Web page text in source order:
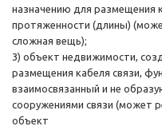
назначению для размещения
протяженности (длины)
сложная вещь);
3) объект недвижимости,
размещения кабеля связи,
взаимосвязанный и не
сооружениями связи (может
объект